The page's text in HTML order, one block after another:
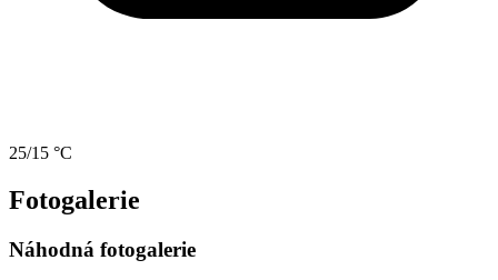
25/15 °C
Fotogalerie
Náhodná fotogalerie